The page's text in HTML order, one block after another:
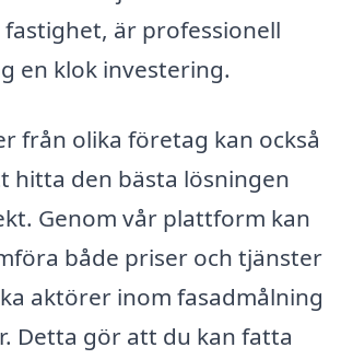
är professionell
en klok investering.
från olika företag kan också
hitta den bästa lösningen
Genom vår plattform kan
både priser och tjänster
aktörer inom fasadmålning
Detta gör att du kan fatta